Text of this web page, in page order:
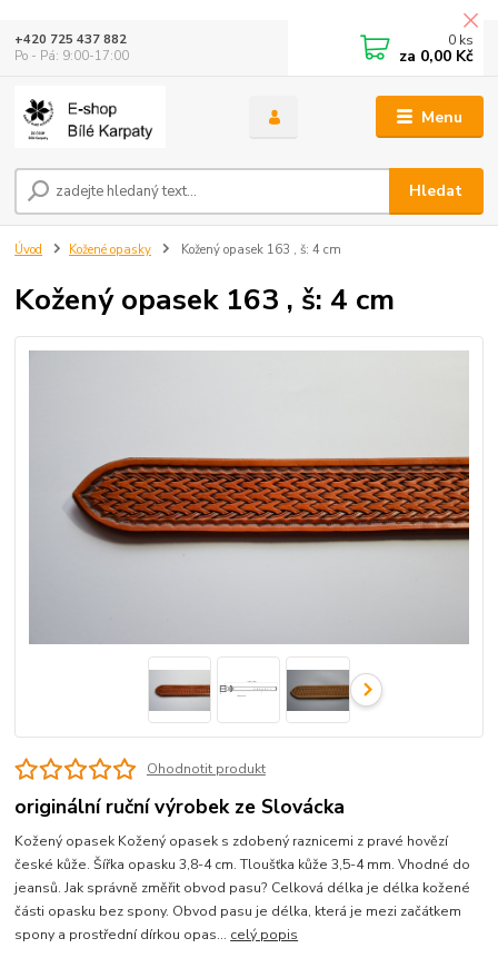
Menu
Hledat
+420 725 437 882
Po - Pá: 9:00-17:00
0 ks
za 0,00 Kč
Úvod Kožené opasky Kožený opasek 163 , š: 4 cm
Kožený opasek 163 , š: 4 cm
Ohodnotit produkt
originální ruční výrobek ze Slovácka
Kožený opasek Kožený opasek s zdobený raznicemi z pravé hovězí
české kůže. Šířka opasku 3,8-4 cm. Tloušťka kůže 3,5-4 mm. Vhodné do
jeansů. Jak správně změřit obvod pasu? Celková délka je délka kožené
části opasku bez spony. Obvod pasu je délka, která je mezi začátkem
spony a prostřední dírkou opas... celý popis